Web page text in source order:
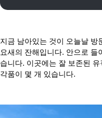
지금 남아있는 것이 오늘날
요새의 잔해입니다. 안으로 들
습니다. 이곳에는 잘 보존된
각품이 몇 개 있습니다.